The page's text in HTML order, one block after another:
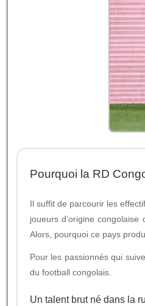
Pourquoi la RD
Il suffit de parcourir les
joueurs d’origine
Alors, pourquoi ce pays
Pour les passionnés qui
du football congolais.
Un talent brut né dans la